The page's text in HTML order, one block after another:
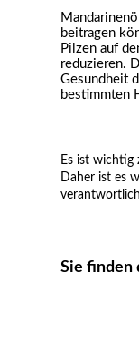
beitragen
Pilzen auf
reduzieren.
Gesundheit
bestimmten
Es ist wichtig
Daher ist es
Sie finden